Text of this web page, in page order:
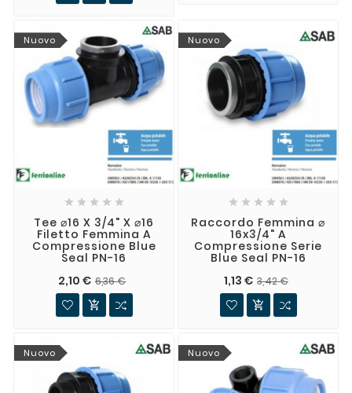
Nuovo
    
Tee ⌀16 X 3/4" X ⌀16
Filetto Femmina A
Compressione Blue
Seal PN-16
2,10 € 6,36 €

Nuovo
    
Raccordo Femmina ⌀
16x3/4" A
Compressione Serie
Blue Seal PN-16
1,13 € 3,42 €

Nuovo Nuovo